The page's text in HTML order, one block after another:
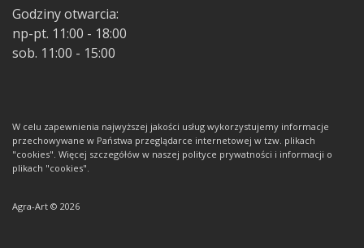
Godziny otwarcia:
np-pt. 11:00 - 18:00
sob. 11:00 - 15:00
W celu zapewnienia najwyższej jakości usług wykorzystujemy informacje
przechowywane w Państwa przeglądarce internetowej w tzw. plikach
"cookies". Więcej szczegółów w naszej polityce prywatności i informacji o
plikach "cookies".
Agra-Art © 2026